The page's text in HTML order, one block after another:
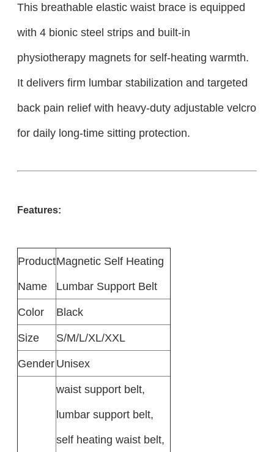
This breathable elastic waist brace is equipped
with 4 bionic steel strips and built-in
physiotherapy magnets for self-heating warmth.
It delivers firm lumbar stabilization and targeted
back pain relief with heavy-duty adjustable velcro
for daily long-time sitting protection.
Features:
Product
Name
Magnetic Self Heating
Lumbar Support Belt
Color
Black
Size
S/M/L/XL/XXL
Gender Unisex
waist support belt,
lumbar support belt,
self heating waist belt,